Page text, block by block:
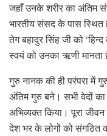
जहाँ उनके शरीर का अंतिम
भारतीय संसद के पास
तेग बहादुर सिंह जी को
स्वयं को उनका ऋणी मानता
गुरु नानक की ही परंपरा में
अंतिम गुरु बने। सभी वेदों
अभिव्यक्त किया। पूरा
देश भर के लोगों को संगठित